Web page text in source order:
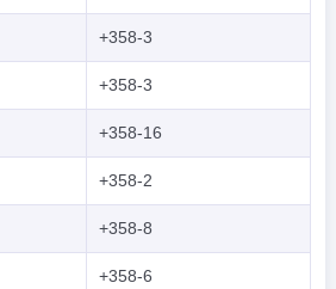
+358-3
+358-3
+358-16
+358-2
+358-8
+358-6